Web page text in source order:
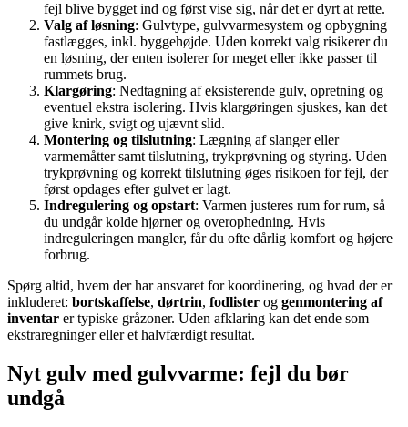
fejl blive bygget ind og først vise sig, når det er dyrt at rette.
Valg af løsning: Gulvtype, gulvvarmesystem og opbygning
fastlægges, inkl. byggehøjde. Uden korrekt valg risikerer du
en løsning, der enten isolerer for meget eller ikke passer til
rummets brug.
Klargøring: Nedtagning af eksisterende gulv, opretning og
eventuel ekstra isolering. Hvis klargøringen sjuskes, kan det
give knirk, svigt og ujævnt slid.
Montering og tilslutning: Lægning af slanger eller
varmemåtter samt tilslutning, trykprøvning og styring. Uden
trykprøvning og korrekt tilslutning øges risikoen for fejl, der
først opdages efter gulvet er lagt.
Indregulering og opstart: Varmen justeres rum for rum, så
du undgår kolde hjørner og overophedning. Hvis
indreguleringen mangler, får du ofte dårlig komfort og højere
forbrug.
Spørg altid, hvem der har ansvaret for koordinering, og hvad der er
inkluderet: bortskaffelse, dørtrin, fodlister og genmontering af
inventar er typiske gråzoner. Uden afklaring kan det ende som
ekstraregninger eller et halvfærdigt resultat.
Nyt gulv med gulvvarme: fejl du bør
undgå